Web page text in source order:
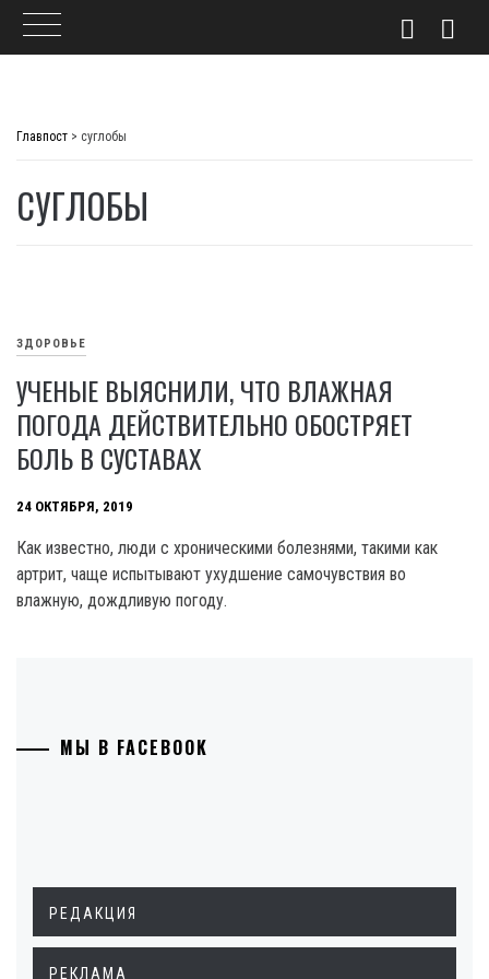
Главпост > суглобы
СУГЛОБЫ
ЗДОРОВЬЕ
УЧЕНЫЕ ВЫЯСНИЛИ, ЧТО ВЛАЖНАЯ
ПОГОДА ДЕЙСТВИТЕЛЬНО ОБОСТРЯЕТ
БОЛЬ В СУСТАВАХ
24 ОКТЯБРЯ, 2019
Как известно, люди с хроническими болезнями, такими как
артрит, чаще испытывают ухудшение самочувствия во
влажную, дождливую погоду.
МЫ В FACEBOOK
РЕДАКЦИЯ
РЕКЛАМА